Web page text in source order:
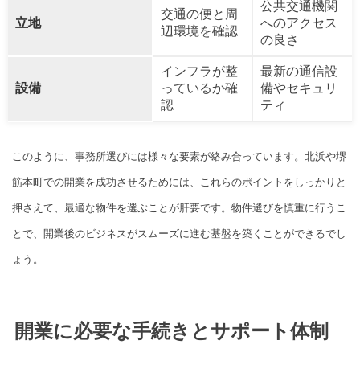
立地
交通の便と周
辺環境を確認
公共交通機関
へのアクセス
の良さ
設備
インフラが整
っているか確
認
最新の通信設
備やセキュリ
ティ
このように、事務所選びには様々な要素が絡み合っています。北浜や堺
筋本町での開業を成功させるためには、これらのポイントをしっかりと
押さえて、最適な物件を選ぶことが肝要です。物件選びを慎重に行うこ
とで、開業後のビジネスがスムーズに進む基盤を築くことができるでし
ょう。
開業に必要な手続きとサポート体制